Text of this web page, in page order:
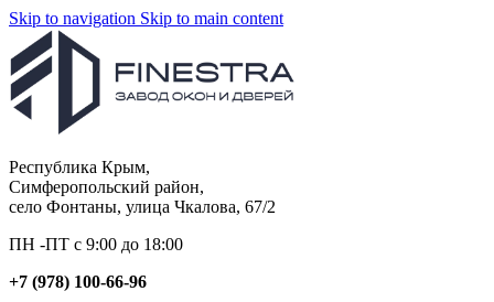
Skip to navigation Skip to main content
Республика Крым,
Симферопольский район,
село Фонтаны, улица Чкалова, 67/2
ПН -ПТ с 9:00 до 18:00
+7 (978) 100-66-96